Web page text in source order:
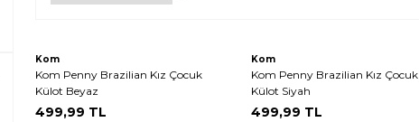
Kom
Kom Penny Brazilian Kız Çocuk
Külot Beyaz
499,99 TL
Kom
Kom Penny Brazilian Kız Çocuk
Külot Siyah
499,99 TL